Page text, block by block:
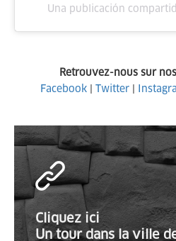
Una publicación
Retrouvez-nous sur
Facebook| Twitter|
Cliquez ici
Un tour dans la ville